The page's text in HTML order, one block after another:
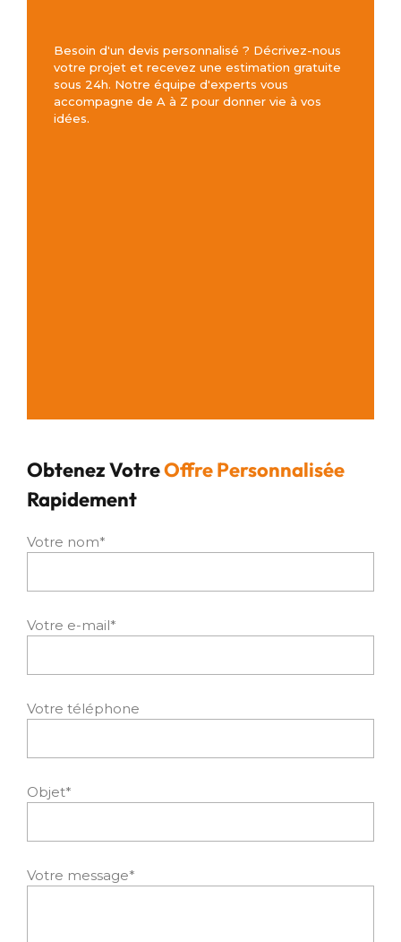
Besoin d'un devis personnalisé ? Décrivez-nous
votre projet et recevez une estimation gratuite
sous 24h. Notre équipe d'experts vous
accompagne de A à Z pour donner vie à vos
idées.
Obtenez VotreOffre Personnalisée
Rapidement
Votre nom*
Votre e-mail*
Votre téléphone
Objet*
Votre message*